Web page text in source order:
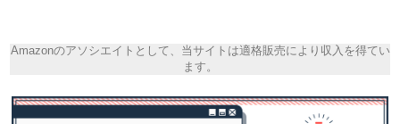
Amazonのアソシエイトとして、当サイトは適格販売により収入を得てい
ます。